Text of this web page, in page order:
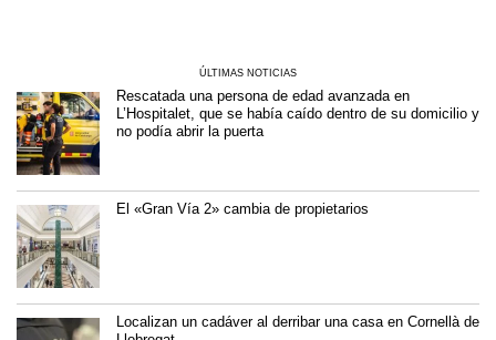
ÚLTIMAS NOTICIAS
Rescatada una persona de edad avanzada en
L’Hospitalet, que se había caído dentro de su domicilio y
no podía abrir la puerta
El «Gran Vía 2» cambia de propietarios
Localizan un cadáver al derribar una casa en Cornellà de